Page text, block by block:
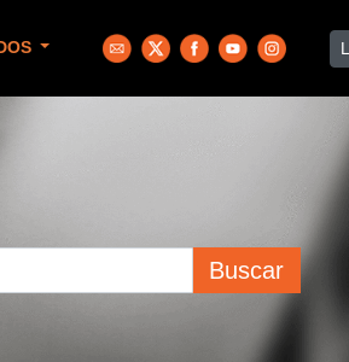
Buscar